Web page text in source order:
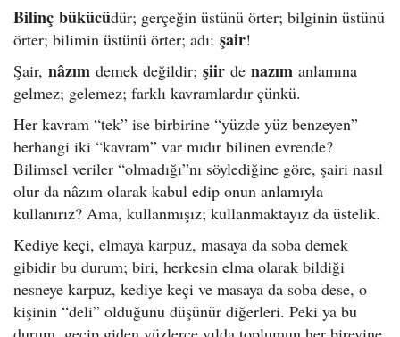
Bilinç bükücüdür; gerçeğin üstünü örter; bilginin üstünü
örter; bilimin üstünü örter; adı: şair!
Şair, nâzım demek değildir; şiir de nazım anlamına
gelmez; gelemez; farklı kavramlardır çünkü.
Her kavram “tek” ise birbirine “yüzde yüz benzeyen”
herhangi iki “kavram” var mıdır bilinen evrende?
Bilimsel veriler “olmadığı”nı söylediğine göre, şairi nasıl
olur da nâzım olarak kabul edip onun anlamıyla
kullanırız? Ama, kullanmışız; kullanmaktayız da üstelik.
Kediye keçi, elmaya karpuz, masaya da soba demek
gibidir bu durum; biri, herkesin elma olarak bildiği
nesneye karpuz, kediye keçi ve masaya da soba dese, o
kişinin “deli” olduğunu düşünür diğerleri. Peki ya bu